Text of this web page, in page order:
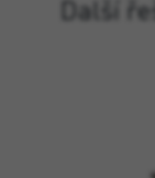
Další